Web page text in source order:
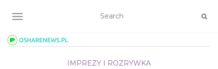
TOGGLE NAVIGATION
IMPREZY I ROZRYWKA